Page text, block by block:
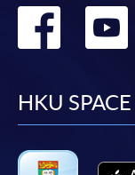
转
HKU